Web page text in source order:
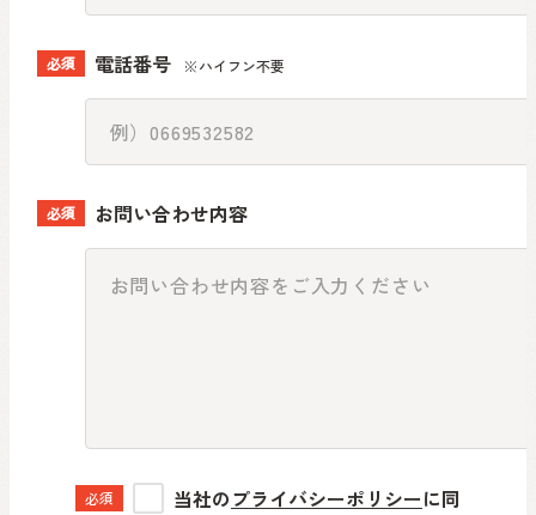
必須 電話番号 ※ハイフン不要
必須 お問い合わせ内容
必須
当社のプライバシーポリシーに同